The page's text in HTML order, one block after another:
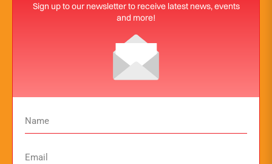
Sign up to our newsletter to receive latest news, events
and more!